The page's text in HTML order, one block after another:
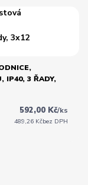
IP40, 3 ŘADY,
592,00 Kč/ks
489,26 Kčbez DPH